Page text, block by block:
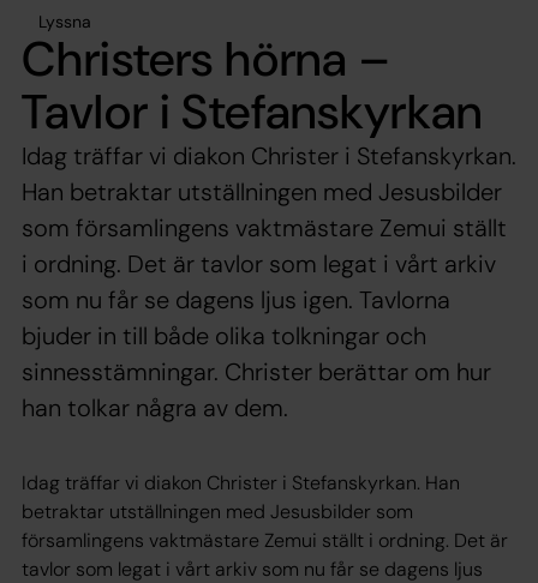
Lyssna
Christers hörna –
Tavlor i Stefanskyrkan
Idag träffar vi diakon Christer i Stefanskyrkan.
Han betraktar utställningen med Jesusbilder
som församlingens vaktmästare Zemui ställt
i ordning. Det är tavlor som legat i vårt arkiv
som nu får se dagens ljus igen. Tavlorna
bjuder in till både olika tolkningar och
sinnesstämningar. Christer berättar om hur
han tolkar några av dem.
Idag träffar vi diakon Christer i Stefanskyrkan. Han
betraktar utställningen med Jesusbilder som
församlingens vaktmästare Zemui ställt i ordning. Det är
tavlor som legat i vårt arkiv som nu får se dagens ljus